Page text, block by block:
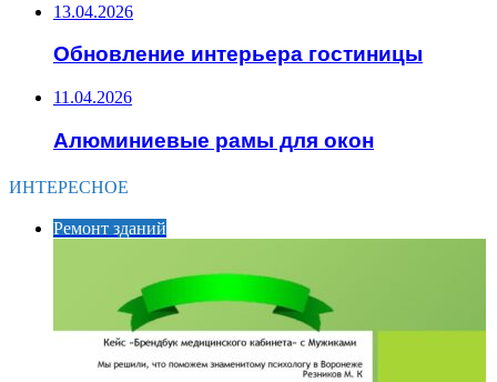
13.04.2026
Обновление интерьера гостиницы
11.04.2026
Алюминиевые рамы для окон
ИНТЕРЕСНОЕ
Ремонт зданий